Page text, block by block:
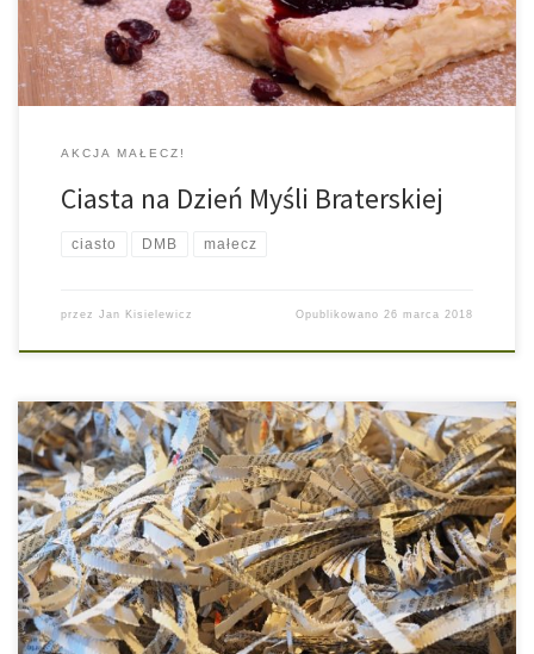
poszczególnych członków komendy, a przy okazji […]
AKCJA MAŁECZ!
Ciasta na Dzień Myśli Braterskiej
ciasto DMB małecz
przez Jan Kisielewicz Opublikowano 26 marca 2018
Komenda Hufca ZHP Pabianice ogłosiła konkurs na największą
ilość zebranej makulatury. Mogą w nim brać udział wszystkie
jednostki hufca oraz inne zainteresowane osoby. Poniżej kilka
zasad oraz regulamin i aktualna tabela wyników. Akcja trwa do
końca maja. Aktualna tabela wyników dostępna tutaj. Zasady
dotyczące oddawania makulatury: 1. Makulaturę przynosimy tylko
[…]